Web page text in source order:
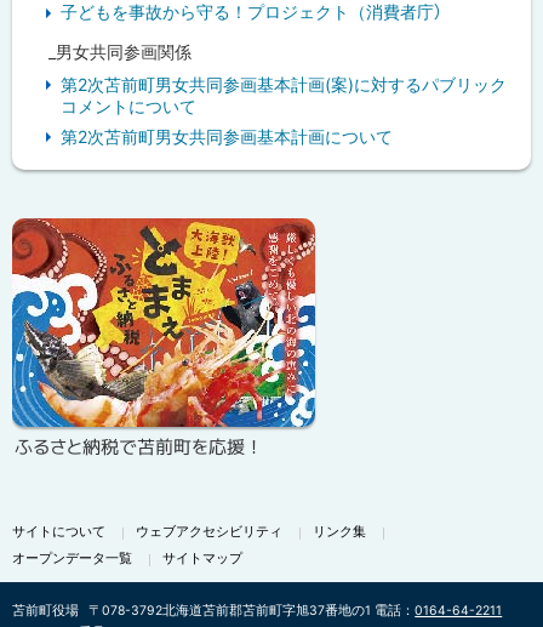
子どもを事故から守る！プロジェクト（消費者庁）
_男女共同参画関係
第2次苫前町男女共同参画基本計画(案)に対するパブリック
コメントについて
第2次苫前町男女共同参画基本計画について
ッ
ク
ア
ッ
プ
ふるさと納税で苫前町を応援！
サイトについて ウェブアクセシビリティ
リンク集
オープンデータ一覧
サイトマップ
苫前町役場 〒078-3792北海道苫前郡苫前町字旭37番地の1 電話：0164-64-2211